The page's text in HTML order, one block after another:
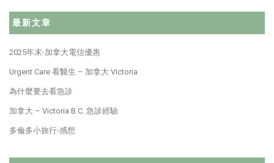
最新文章
2025年末-加拿大電信優惠
Urgent Care 看醫生 – 加拿大 Victoria
為什麼要去看急診
加拿大 – Victoria B.C. 急診經驗
多倫多小旅行-感想